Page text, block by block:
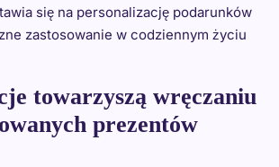
się na personalizację podarunków
zastosowanie w codziennym życiu
towarzyszą wręczaniu
prezentów